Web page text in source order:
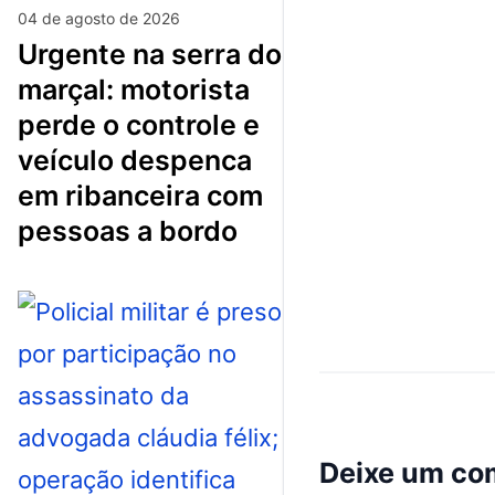
04 de agosto de 2026
urgente na serra do
marçal: motorista
perde o controle e
veículo despenca
em ribanceira com
pessoas a bordo
Deixe um